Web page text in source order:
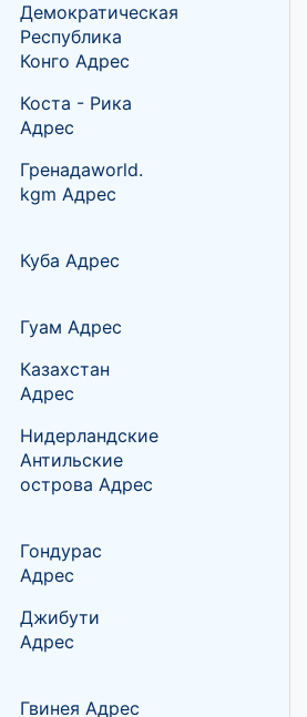
Демократическая
Республика
Конго Адрес
Коста - Рика
Адрес
Гренадаworld.
kgm Адрес
Куба Адрес
Гуам Адрес
Казахстан
Адрес
Нидерландские
Антильские
острова Адрес
Гондурас
Адрес
Джибути
Адрес
Гвинея Адрес